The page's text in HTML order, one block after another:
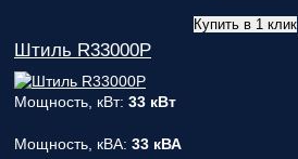
Купить в 1 клик
Штиль R33000P
Мощность, кВт: 33 кВт
Мощность, кВА: 33 кВА